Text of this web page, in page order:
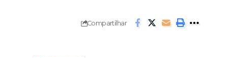
Compartilhar